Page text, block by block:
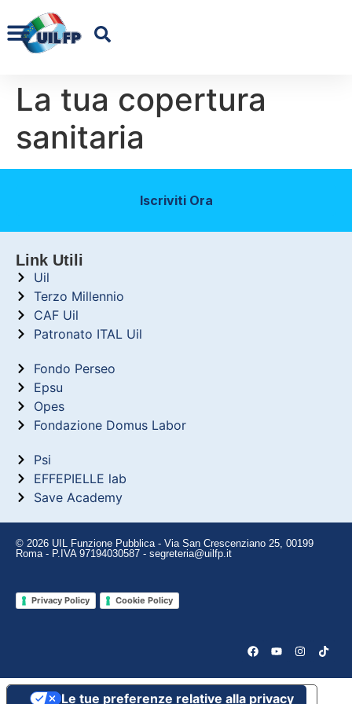
La tua copertura
sanitaria
Iscriviti Ora
Link Utili
Uil
Terzo Millennio
CAF Uil
Patronato ITAL Uil
Fondo Perseo
Epsu
Opes
Fondazione Domus Labor
Psi
EFFEPIELLE lab
Save Academy
© 2026 UIL Funzione Pubblica - Via San Crescenziano 25, 00199
Roma - P.IVA 97194030587 - segreteria@uilfp.it
Privacy Policy Cookie Policy
Le tue preferenze relative alla privacy